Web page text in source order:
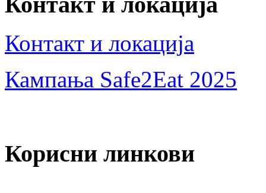
Контакт и локација
Кампања Safe2Eat 2025
Корисни линкови